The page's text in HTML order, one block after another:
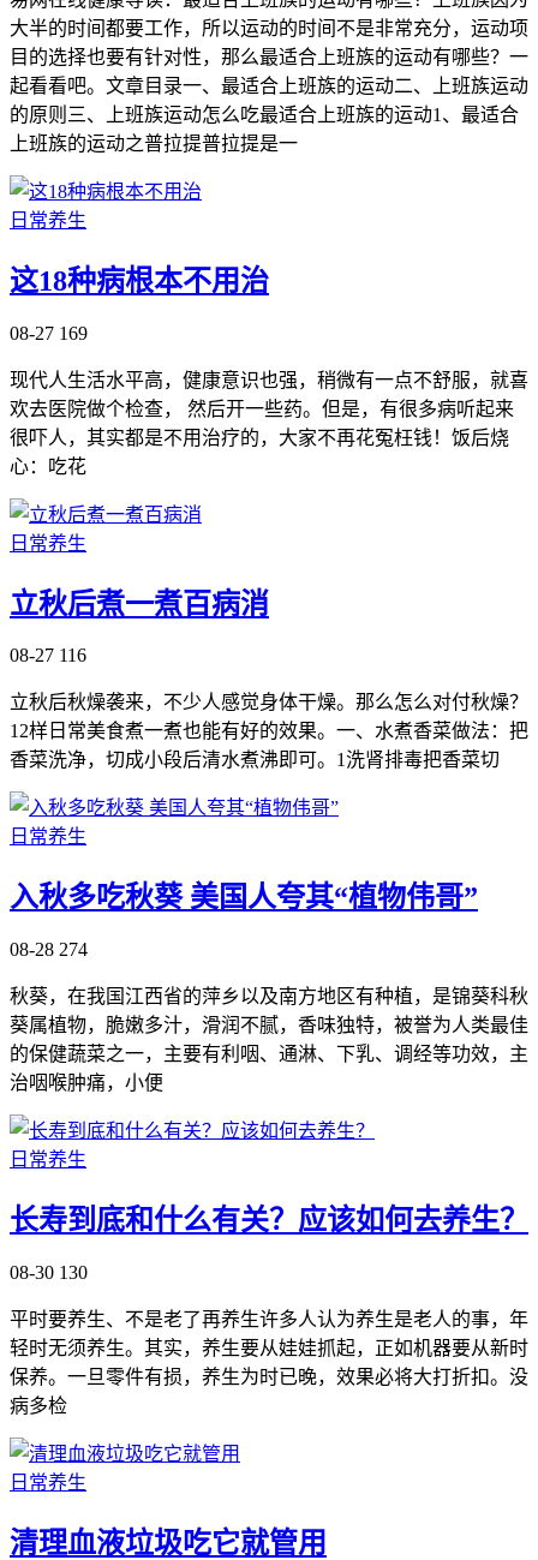
大半的时间都要工作，所以运动的时间不是非常充分，运动项
目的选择也要有针对性，那么最适合上班族的运动有哪些？一
起看看吧。文章目录一、最适合上班族的运动二、上班族运动
的原则三、上班族运动怎么吃最适合上班族的运动1、最适合
上班族的运动之普拉提普拉提是一
日常养生
这18种病根本不用治
08-27 169
现代人生活水平高，健康意识也强，稍微有一点不舒服，就喜
欢去医院做个检查， 然后开一些药。但是，有很多病听起来
很吓人，其实都是不用治疗的，大家不再花冤枉钱！饭后烧
心：吃花
日常养生
立秋后煮一煮百病消
08-27 116
立秋后秋燥袭来，不少人感觉身体干燥。那么怎么对付秋燥？
12样日常美食煮一煮也能有好的效果。一、水煮香菜做法：把
香菜洗净，切成小段后清水煮沸即可。1洗肾排毒把香菜切
日常养生
入秋多吃秋葵 美国人夸其“植物伟哥”
08-28 274
秋葵，在我国江西省的萍乡以及南方地区有种植，是锦葵科秋
葵属植物，脆嫩多汁，滑润不腻，香味独特，被誉为人类最佳
的保健蔬菜之一，主要有利咽、通淋、下乳、调经等功效，主
治咽喉肿痛，小便
日常养生
长寿到底和什么有关？应该如何去养生？
08-30 130
平时要养生、不是老了再养生许多人认为养生是老人的事，年
轻时无须养生。其实，养生要从娃娃抓起，正如机器要从新时
保养。一旦零件有损，养生为时已晚，效果必将大打折扣。没
病多检
日常养生
清理血液垃圾吃它就管用